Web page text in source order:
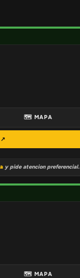
🗺 MAPA
↗
y pide atencion preferencial.
🗺 MAPA